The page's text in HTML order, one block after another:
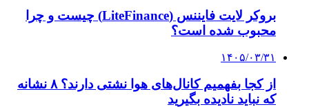
۱۴۰۴/۰۵/۰۵
جابه‌جایی ریلی مسافر، ۱۹ درصد رشد داشته است
۱۴۰۴/۰۴/۳۱
وزیر راه وارد دماوند شد